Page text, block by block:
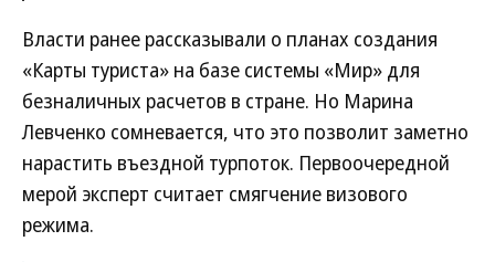
Власти ранее рассказывали о планах создания
«Карты туриста» на базе системы «Мир» для
безналичных расчетов в стране. Но Марина
Левченко сомневается, что это позволит заметно
нарастить въездной турпоток. Первоочередной
мерой эксперт считает смягчение визового
режима.